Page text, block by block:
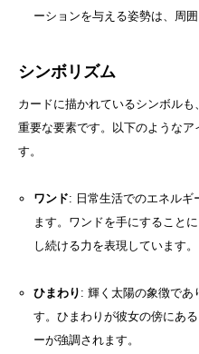
ーションを与える姿勢は、周
シンボリズム
カードに描かれているシンボル
重要な要素です。以下のような
す。
ワンド: 日常生活でのエネルギ
ます。ワンドを手にすること
し続ける力を表現しています。
ひまわり : 輝く太陽の象徴であ
す。ひまわりが彼女の傍にあ
ーが強調されます。